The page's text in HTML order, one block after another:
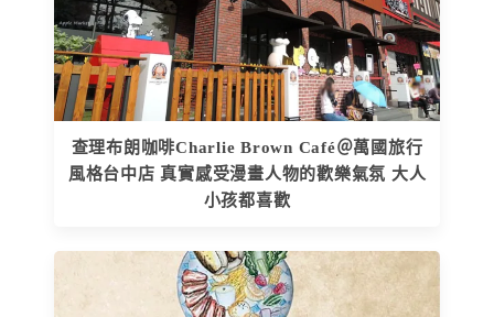
查理布朗咖啡Charlie Brown Café＠萬國旅行
風格台中店 真實感受漫畫人物的歡樂氣氛 大人
小孩都喜歡